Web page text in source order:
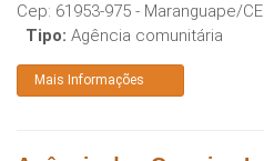
Cep: 61953-975 - Maranguape/CE
Tipo: Agência comunitária
Mais Informações